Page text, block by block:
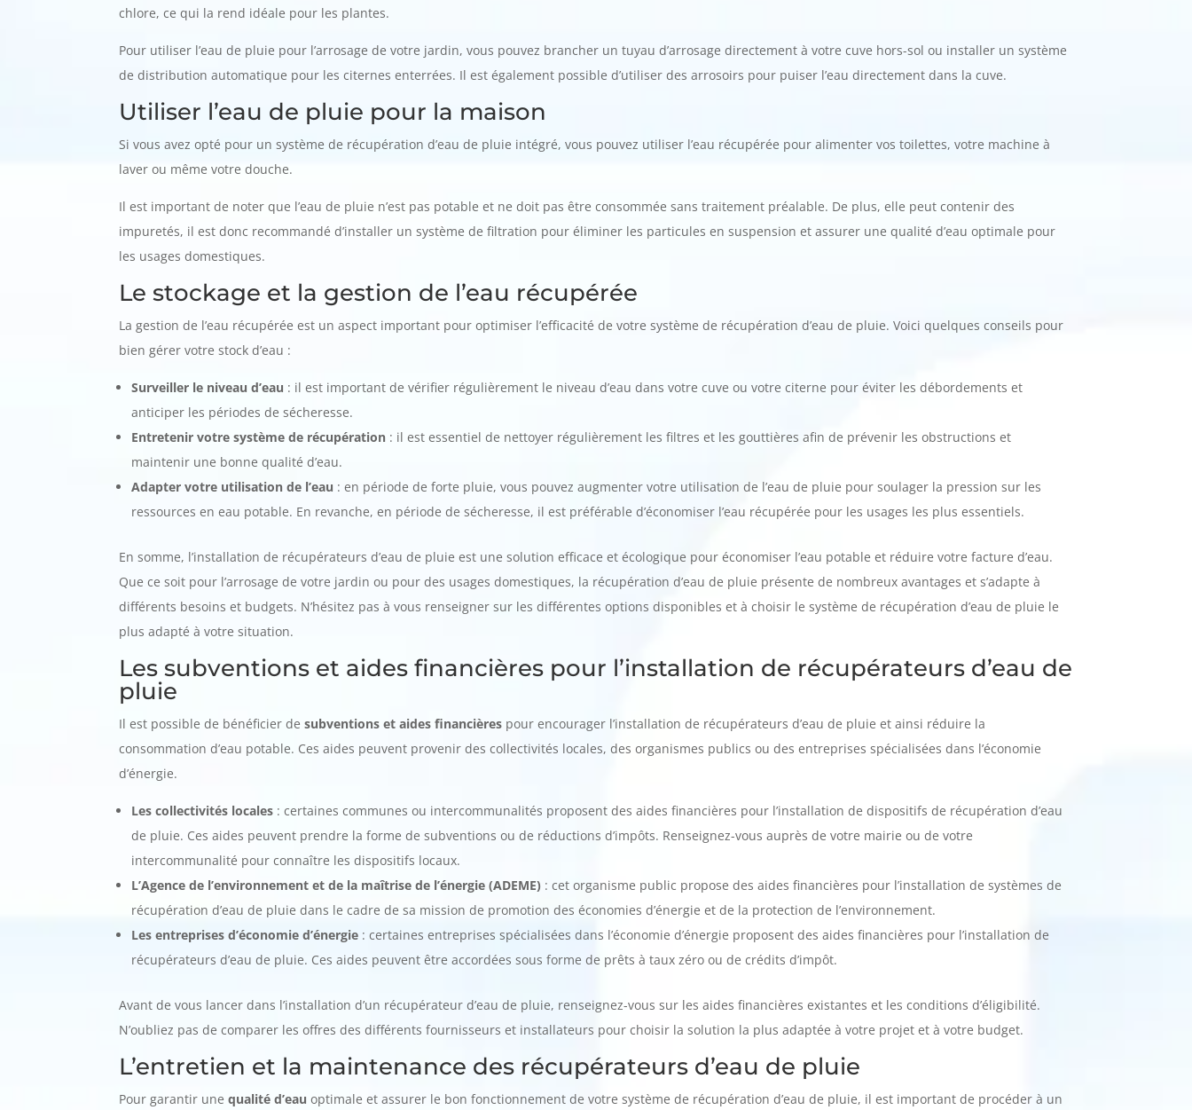
chlore, ce qui la rend idéale pour les plantes.
Pour utiliser l’eau de pluie pour l’arrosage de votre jardin, vous pouvez brancher un tuyau d’arrosage directement à votre cuve hors-sol ou installer un système
de distribution automatique pour les citernes enterrées. Il est également possible d’utiliser des arrosoirs pour puiser l’eau directement dans la cuve.
Utiliser l’eau de pluie pour la maison
Si vous avez opté pour un système de récupération d’eau de pluie intégré, vous pouvez utiliser l’eau récupérée pour alimenter vos toilettes, votre machine à
laver ou même votre douche.
Il est important de noter que l’eau de pluie n’est pas potable et ne doit pas être consommée sans traitement préalable. De plus, elle peut contenir des
impuretés, il est donc recommandé d’installer un système de filtration pour éliminer les particules en suspension et assurer une qualité d’eau optimale pour
les usages domestiques.
Le stockage et la gestion de l’eau récupérée
La gestion de l’eau récupérée est un aspect important pour optimiser l’efficacité de votre système de récupération d’eau de pluie. Voici quelques conseils pour
bien gérer votre stock d’eau :
Surveiller le niveau d’eau : il est important de vérifier régulièrement le niveau d’eau dans votre cuve ou votre citerne pour éviter les débordements et
anticiper les périodes de sécheresse.
Entretenir votre système de récupération : il est essentiel de nettoyer régulièrement les filtres et les gouttières afin de prévenir les obstructions et
maintenir une bonne qualité d’eau.
Adapter votre utilisation de l’eau : en période de forte pluie, vous pouvez augmenter votre utilisation de l’eau de pluie pour soulager la pression sur les
ressources en eau potable. En revanche, en période de sécheresse, il est préférable d’économiser l’eau récupérée pour les usages les plus essentiels.
En somme, l’installation de récupérateurs d’eau de pluie est une solution efficace et écologique pour économiser l’eau potable et réduire votre facture d’eau.
Que ce soit pour l’arrosage de votre jardin ou pour des usages domestiques, la récupération d’eau de pluie présente de nombreux avantages et s’adapte à
différents besoins et budgets. N’hésitez pas à vous renseigner sur les différentes options disponibles et à choisir le système de récupération d’eau de pluie le
plus adapté à votre situation.
Les subventions et aides financières pour l’installation de récupérateurs d’eau de
pluie
Il est possible de bénéficier desubventions et aides financières pour encourager l’installation de récupérateurs d’eau de pluie et ainsi réduire la
consommation d’eau potable. Ces aides peuvent provenir des collectivités locales, des organismes publics ou des entreprises spécialisées dans l’économie
d’énergie.
Les collectivités locales : certaines communes ou intercommunalités proposent des aides financières pour l’installation de dispositifs de récupération d’eau
de pluie. Ces aides peuvent prendre la forme de subventions ou de réductions d’impôts. Renseignez-vous auprès de votre mairie ou de votre
intercommunalité pour connaître les dispositifs locaux.
L’Agence de l’environnement et de la maîtrise de l’énergie (ADEME) : cet organisme public propose des aides financières pour l’installation de systèmes de
récupération d’eau de pluie dans le cadre de sa mission de promotion des économies d’énergie et de la protection de l’environnement.
Les entreprises d’économie d’énergie : certaines entreprises spécialisées dans l’économie d’énergie proposent des aides financières pour l’installation de
récupérateurs d’eau de pluie. Ces aides peuvent être accordées sous forme de prêts à taux zéro ou de crédits d’impôt.
Avant de vous lancer dans l’installation d’un récupérateur d’eau de pluie, renseignez-vous sur les aides financières existantes et les conditions d’éligibilité.
N’oubliez pas de comparer les offres des différents fournisseurs et installateurs pour choisir la solution la plus adaptée à votre projet et à votre budget.
L’entretien et la maintenance des récupérateurs d’eau de pluie
Pour garantir unequalité d’eau optimale et assurer le bon fonctionnement de votre système de récupération d’eau de pluie, il est important de procéder à un